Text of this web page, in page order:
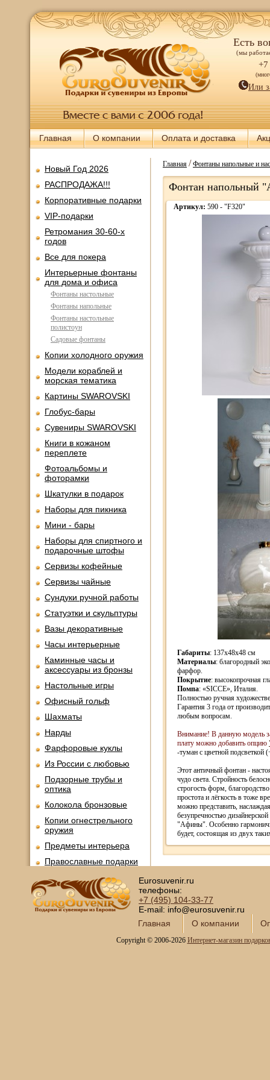
Есть
(мы
+7
Или
Главная О компании Оплата и доставка
Новый Год 2026
РАСПРОДАЖА!!!
Корпоративные подарки
VIP-подарки
Ретромания 30-60-х
годов
Все для покера
Интерьерные фонтаны
для дома и офиса
Фонтаны настольные
Фонтаны напольные
Фонтаны настольные
полистоун
Садовые фонтаны
Копии холодного оружия
Модели кораблей и
морская тематика
Картины SWAROVSKI
Глобус-бары
Сувениры SWAROVSKI
Книги в кожаном
переплете
Фотоальбомы и
фоторамки
Шкатулки в подарок
Наборы для пикника
Мини - бары
Наборы для спиртного и
подарочные штофы
Сервизы кофейные
Сервизы чайные
Сундуки ручной работы
Статуэтки и скульптуры
Вазы декоративные
Часы интерьерные
Каминные часы и
аксессуары из бронзы
Настольные игры
Офисный гольф
Шахматы
Нарды
Фарфоровые куклы
Из России с любовью
Подзорные трубы и
оптика
Колокола бронзовые
Копии огнестрельного
оружия
Предметы интерьера
Православные подарки
Открытки и конверты для
денег
Сувениры курительной
тематики
Главная/Фонтаны напольные и
Фонтан напольный
Артикул: 590 - "F320"
Габариты: 137x48x48 см
Материалы: благородный
фарфор.
Покрытие: высокопрочная
Помпа: «SICCE», Италия.
Полностью ручная
Гарантия 3 года от
любым вопросам.
Внимание! В данную модель
плату можно добавить опцию
-туман с цветной подсветкой
Этот античный фонтан -
чудо света. Стройность
строгость форм,
простота и лёгкость в тоже
можно представить,
безупречностью
"Афины". Особенно
будет, состоящая из двух
Eurosuvenir.ru
телефоны:
+7 (495) 104-33-77
E-mail: info@eurosuvenir.ru
Главная
О компании
Copyright © 2006-2026 Интернет-магазин